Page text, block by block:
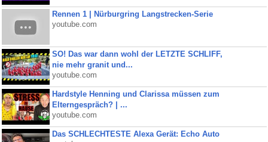
Rennen 1 | Nürburgring Langstrecken-Serie
youtube.com
SO! Das war dann wohl der LETZTE SCHLIFF,
nie mehr granit und...
youtube.com
Hardstyle Henning und Clarissa müssen zum
Elterngespräch? | ...
youtube.com
Das SCHLECHTESTE Alexa Gerät: Echo Auto